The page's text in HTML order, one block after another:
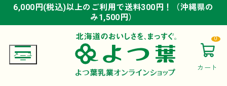
6,000円(税込)以上のご利用で送料300円！（沖縄県の
み1,500円）
6,000円(税込)以上のご利用で送料300円！（沖縄県の
み1,500円）
6,000円(税込)以上のご利用で送料300円！（沖縄県の
み1,500円）
カート
0